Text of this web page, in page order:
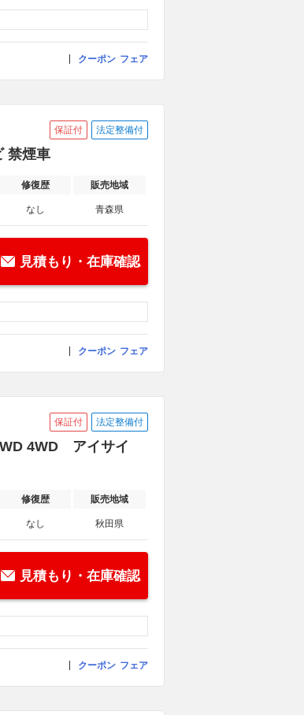
クーポン フェア
保証付 法定整備付
禁煙車
修復歴 販売地域
なし 青森県
見積もり・在庫確認
クーポン フェア
保証付 法定整備付
4WD アイサイ
修復歴 販売地域
なし 秋田県
見積もり・在庫確認
クーポン フェア